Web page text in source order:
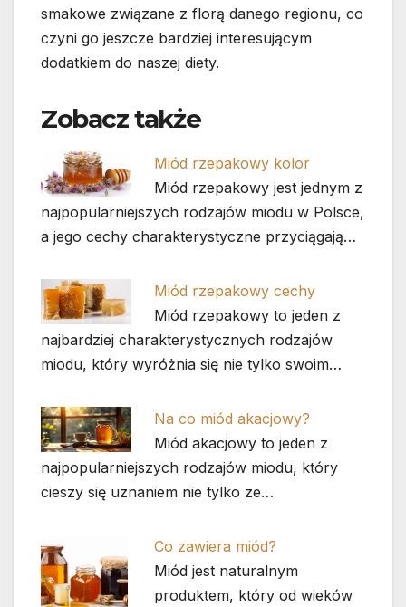
smakowe związane z florą danego regionu, co
czyni go jeszcze bardziej interesującym
dodatkiem do naszej diety.
Zobacz także
Miód rzepakowy kolor
Miód rzepakowy jest jednym z
najpopularniejszych rodzajów miodu w Polsce,
a jego cechy charakterystyczne przyciągają…
Miód rzepakowy cechy
Miód rzepakowy to jeden z
najbardziej charakterystycznych rodzajów
miodu, który wyróżnia się nie tylko swoim…
Na co miód akacjowy?
Miód akacjowy to jeden z
najpopularniejszych rodzajów miodu, który
cieszy się uznaniem nie tylko ze…
Co zawiera miód?
Miód jest naturalnym
produktem, który od wieków